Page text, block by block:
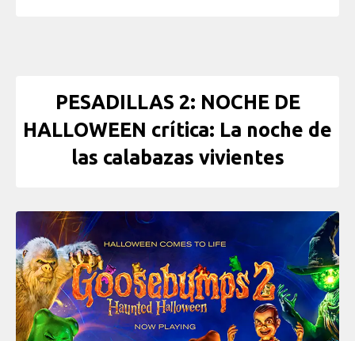
PESADILLAS 2: NOCHE DE
HALLOWEEN crítica: La noche de
las calabazas vivientes